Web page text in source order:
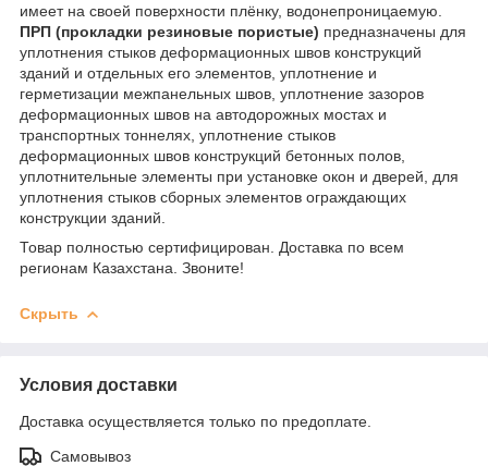
имеет на своей поверхности плёнку, водонепроницаемую.
ПРП (прокладки резиновые пористые) предназначены для
уплотнения стыков деформационных швов конструкций
зданий и отдельных его элементов, уплотнение и
герметизации межпанельных швов, уплотнение зазоров
деформационных швов на автодорожных мостах и
транспортных тоннелях, уплотнение стыков
деформационных швов конструкций бетонных полов,
уплотнительные элементы при установке окон и дверей, для
уплотнения стыков сборных элементов ограждающих
конструкции зданий.
Товар полностью сертифицирован. Доставка по всем
регионам Казахстана. Звоните!
Скрыть
Условия доставки
Доставка осуществляется только по предоплате.
Самовывоз